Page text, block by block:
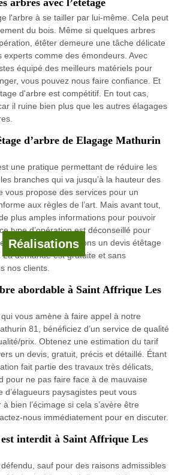
Réalisations
l'arbre à se tailler par lui-même. Cela peut
du bois. Même si quelques arbres
étêter demeure une tâche délicate
experts comme des émondeurs. Avec
équipé des meilleurs matériels pour
vous pouvez nous faire confiance. Et
d'arbre est compétitif. En tout cas,
il ruine bien plus que les autres élagages
d’arbre de Elagage Mathurin
une pratique permettant de réduire les
branches qui va jusqu’à la hauteur des
vous propose des services pour un
aux règles de l’art. Mais avant tout,
plus amples informations pour pouvoir
type d’opération est déconseillé pour
Nous vous fournissons un devis étêtage
La demande est gratuite et sans
nos clients.
abordable à Saint Affrique Les
vous amène à faire appel à notre
81, bénéficiez d’un service de qualité
prix. Obtenez une estimation du tarif
un devis, gratuit, précis et détaillé. Étant
fait partie des travaux très délicats,
pour ne pas faire face à de mauvaise
d’élagueurs paysagistes peut vous
bien l’écimage si cela s’avère être
nous immédiatement pour en discuter.
est interdit à Saint Affrique Les
sauf pour des raisons admissibles